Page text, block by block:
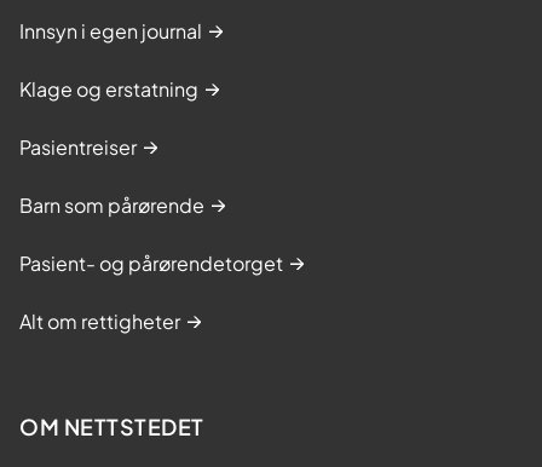
Innsyn i egen journal
Klage og erstatning
Pasientreiser
Barn som pårørende
Pasient- og pårørendetorget
Alt om rettigheter
OM NETTSTEDET